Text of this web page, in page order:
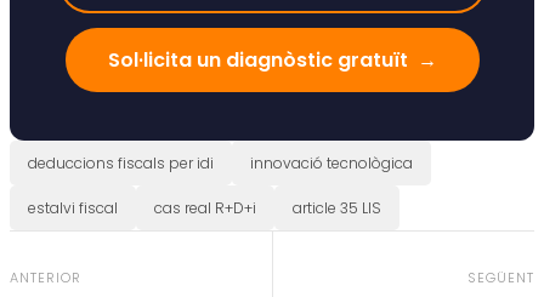
Sol·licita un diagnòstic gratuït →
deduccions fiscals per idi innovació tecnològica
estalvi fiscal cas real R+D+i article 35 LIS
ANTERIOR SEGÜENT